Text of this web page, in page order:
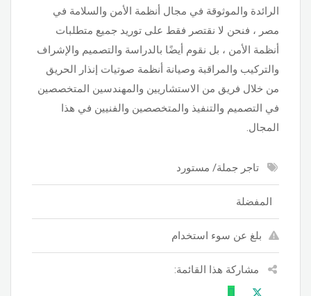
الرائدة والموثوقة في مجال أنظمة الأمن والسلامة في
مصر ، فنحن لا نقتصر فقط على توريد جميع متطلبات
أنظمة الأمن ، بل نقوم أيضًا بالدراسة والتصميم والإشراف
والتركيب والمراقبة وصيانة أنظمة صوتيات إنذار الحريق
من خلال فريق من الاستشاريين والمهندسين المتخصصين
في التصميم والتنفيذ والمتخصصين والفنيين في هذا
المجال.
تاجر جملة/ مستورد
المفضلة
بلغ عن سوء استخدام
مشاركة هذا القائمة: